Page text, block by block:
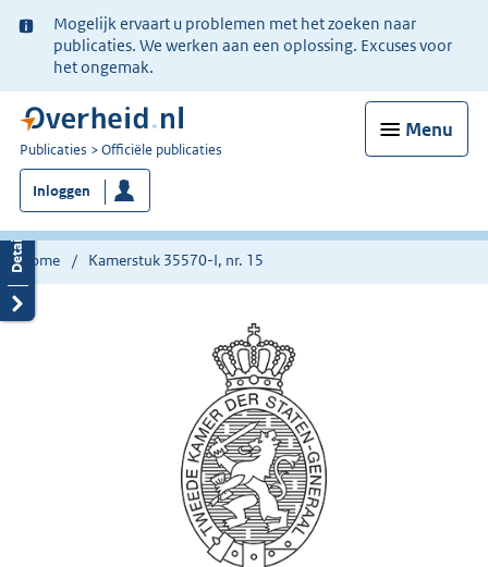
Ter
informatie:
Mogelijk ervaart u problemen met het zoeken naar
publicaties. We werken aan een oplossing. Excuses voor
het ongemak.
Menu
U
bent
nu
hier:
Publicaties Officiële publicaties
Inloggen
Home Kamerstuk 35570-I, nr. 15